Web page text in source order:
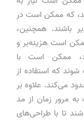
که ممکن است در
باشند. همچنین،
است هزینه‌بر و
ممکن است با
که استفاده از
می‌کند. علاوه بر
مرور زمان از مد
تا با طراحی‌های